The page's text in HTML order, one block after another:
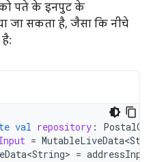
पते के इनपुट के
जा सकता है, जैसा कि नीचे
val repository :
=
=